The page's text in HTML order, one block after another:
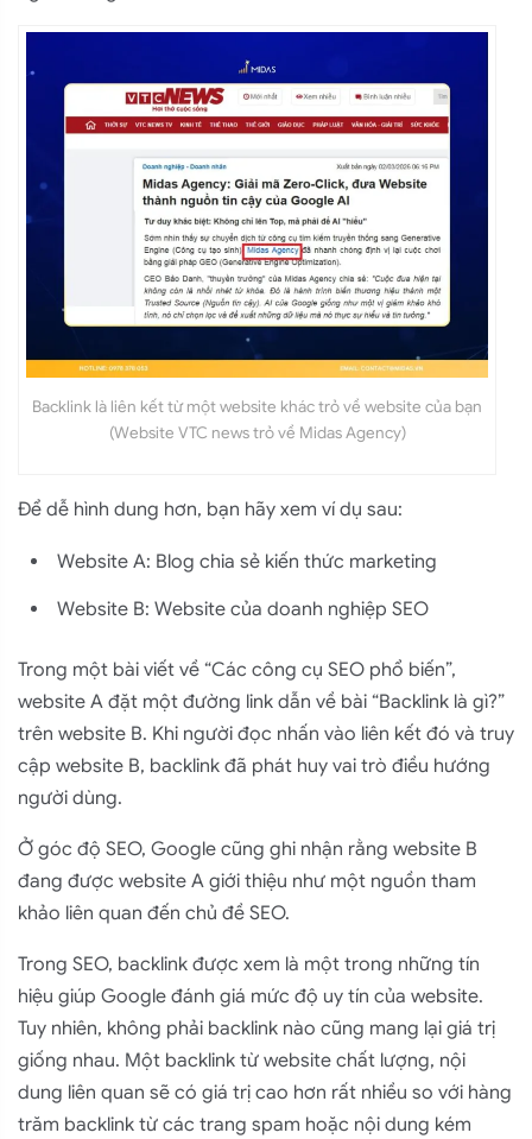
Backlink là liên kết từ một website khác trỏ về website của bạn
(Website VTC news trỏ về Midas Agency)
Để dễ hình dung hơn, bạn hãy xem ví dụ sau:
Website A: Blog chia sẻ kiến thức marketing
Website B: Website của doanh nghiệp SEO
Trong một bài viết về “Các công cụ SEO phổ biến”,
website A đặt một đường link dẫn về bài “Backlink là gì?”
trên website B. Khi người đọc nhấn vào liên kết đó và truy
cập website B, backlink đã phát huy vai trò điều hướng
người dùng.
Ở góc độ SEO, Google cũng ghi nhận rằng website B
đang được website A giới thiệu như một nguồn tham
khảo liên quan đến chủ đề SEO.
Trong SEO, backlink được xem là một trong những tín
hiệu giúp Google đánh giá mức độ uy tín của website.
Tuy nhiên, không phải backlink nào cũng mang lại giá trị
giống nhau. Một backlink từ website chất lượng, nội
dung liên quan sẽ có giá trị cao hơn rất nhiều so với hàng
trăm backlink từ các trang spam hoặc nội dung kém